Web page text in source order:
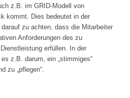
z.B. im GRID-Modell von
kommt. Dies bedeutet in der
zu achten, dass die Mitarbeiter
Anforderungen des zu
erfüllen. In der
z.B. darum, ein „stimmiges“
zu „pflegen“.